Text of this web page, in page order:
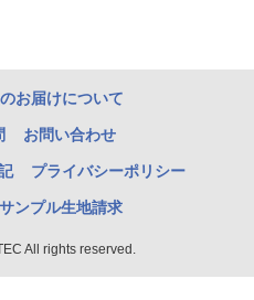
お届けについて
お問い合わせ
プライバシーポリシー
ンプル生地請求
All rights reserved.